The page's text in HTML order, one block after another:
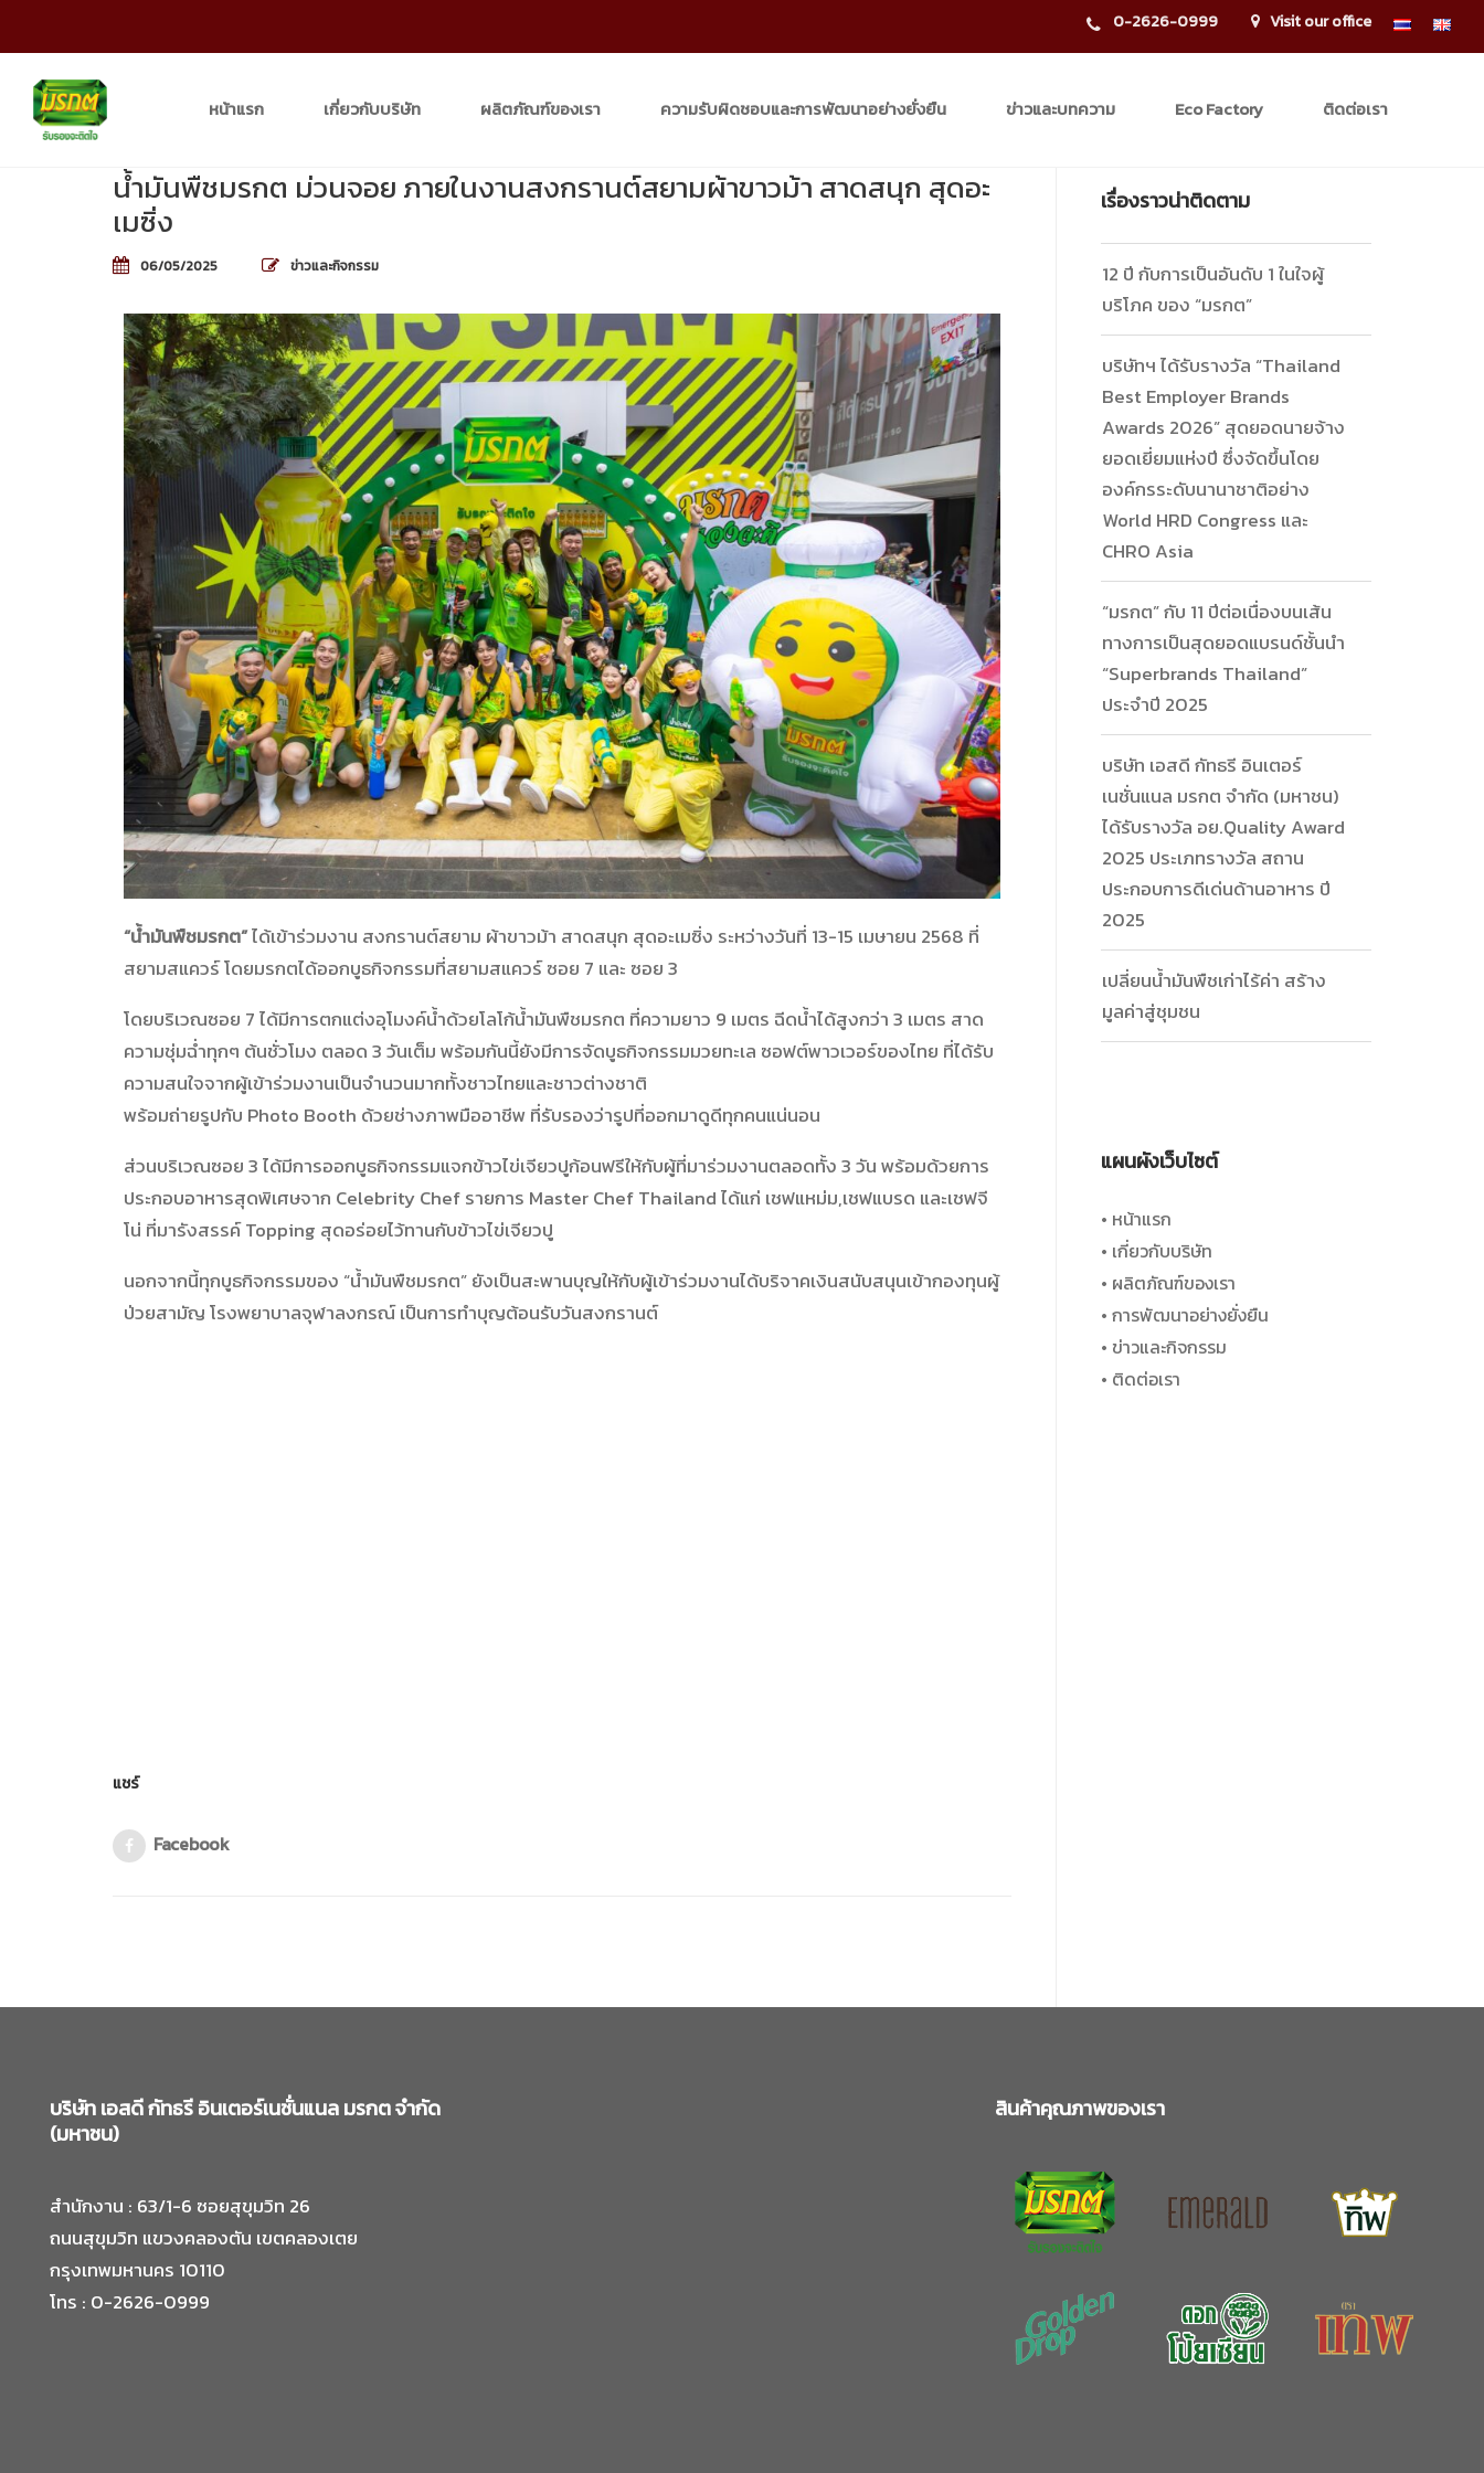
0-2626-0999 Visit our office
หน้าแรก เกี่ยวกับบริษัท ผลิตภัณฑ์ของเรา ความรับผิดชอบและการพัฒนาอย่างยั่งยืน ข่าวและบทความ Eco Factory ติดต่อเรา
น้ำมันพืชมรกต ม่วนจอย ภายในงานสงกรานต์สยามผ้าขาวม้า สาดสนุก สุดอะ
เมซิ่ง
06/05/2025 ข่าวและกิจกรรม
“น้ำมันพืชมรกต”ได้เข้าร่วมงาน สงกรานต์สยาม ผ้าขาวม้า สาดสนุก สุดอะเมซิ่ง ระหว่างวันที่ 13-15 เมษายน 2568 ที่
สยามสแควร์ โดยมรกตได้ออกบูธกิจกรรมที่สยามสแควร์ ซอย 7 และ ซอย 3
โดยบริเวณซอย 7 ได้มีการตกแต่งอุโมงค์น้ำด้วยโลโก้น้ำมันพืชมรกต ที่ความยาว 9 เมตร ฉีดน้ำได้สูงกว่า 3 เมตร สาด
ความชุ่มฉ่ำทุกๆ ต้นชั่วโมง ตลอด 3 วันเต็ม พร้อมกันนี้ยังมีการจัดบูธกิจกรรมมวยทะเล ซอฟต์พาวเวอร์ของไทย ที่ได้รับ
ความสนใจจากผู้เข้าร่วมงานเป็นจำนวนมากทั้งชาวไทยและชาวต่างชาติ
พร้อมถ่ายรูปกับ Photo Booth ด้วยช่างภาพมืออาชีพ ที่รับรองว่ารูปที่ออกมาดูดีทุกคนแน่นอน
ส่วนบริเวณซอย 3 ได้มีการออกบูธกิจกรรมแจกข้าวไข่เจียวปูก้อนฟรีให้กับผู้ที่มาร่วมงานตลอดทั้ง 3 วัน พร้อมด้วยการ
ประกอบอาหารสุดพิเศษจาก Celebrity Chef รายการ Master Chef Thailand ได้แก่ เชฟแหม่ม,เชฟแบรด และเชฟจี
โน่ ที่มารังสรรค์ Topping สุดอร่อยไว้ทานกับข้าวไข่เจียวปู
นอกจากนี้ทุกบูธกิจกรรมของ “น้ำมันพืชมรกต” ยังเป็นสะพานบุญให้กับผู้เข้าร่วมงานได้บริจาคเงินสนับสนุนเข้ากองทุนผู้
ป่วยสามัญ โรงพยาบาลจุฬาลงกรณ์ เป็นการทำบุญต้อนรับวันสงกรานต์
แชร์
Facebook
เรื่องราวน่าติดตาม
12 ปี กับการเป็นอันดับ 1 ในใจผู้
บริโภค ของ “มรกต”
บริษัทฯ ได้รับรางวัล “Thailand
Best Employer Brands
Awards 2026” สุดยอดนายจ้าง
ยอดเยี่ยมแห่งปี ซึ่งจัดขึ้นโดย
องค์กรระดับนานาชาติอย่าง
World HRD Congress และ
CHRO Asia
“มรกต” กับ 11 ปีต่อเนื่องบนเส้น
ทางการเป็นสุดยอดแบรนด์ชั้นนำ
“Superbrands Thailand”
ประจำปี 2025
บริษัท เอสดี กัทธรี อินเตอร์
เนชั่นแนล มรกต จำกัด (มหาชน)
ได้รับรางวัล อย.Quality Award
2025 ประเภทรางวัล สถาน
ประกอบการดีเด่นด้านอาหาร ปี
2025
เปลี่ยนน้ำมันพืชเก่าไร้ค่า สร้าง
มูลค่าสู่ชุมชน
แผนผังเว็บไซต์
• หน้าแรก
• เกี่ยวกับบริษัท
• ผลิตภัณฑ์ของเรา
• การพัฒนาอย่างยั่งยืน
• ข่าวและกิจกรรม
• ติดต่อเรา
บริษัท เอสดี กัทธรี อินเตอร์เนชั่นแนล มรกต จำกัด
(มหาชน)
สำนักงาน : 63/1-6 ซอยสุขุมวิท 26
ถนนสุขุมวิท แขวงคลองตัน เขตคลองเตย
กรุงเทพมหานคร 10110
โทร : 0-2626-0999
สินค้าคุณภาพของเรา